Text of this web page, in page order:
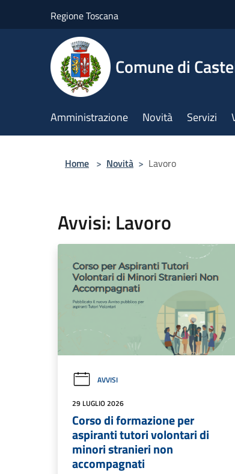
Regione Toscana
Comune di
Amministrazione Novità Servizi
Home > Novità > Lavoro
Avvisi: Lavoro
AVVISI
29 LUGLIO 2026
Corso di formazione per
aspiranti tutori volontari di
minori stranieri non
accompagnati